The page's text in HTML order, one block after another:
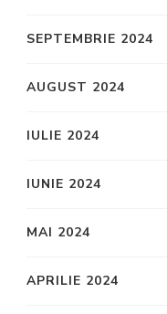
SEPTEMBRIE 2024
AUGUST 2024
IULIE 2024
IUNIE 2024
MAI 2024
APRILIE 2024